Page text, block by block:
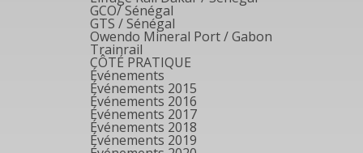
GCO/ Sénégal
GTS / Sénégal
Owendo Mineral Port / Gabon
Trainrail
CÔTÉ PRATIQUE
Événements
Événements 2015
Événements 2016
Événements 2017
Événements 2018
Événements 2019